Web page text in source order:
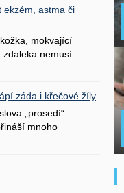
ekzém, astma či
mokvající
zdaleka nemusí
záda i křečové žíly
„prosedí“.
mnoho